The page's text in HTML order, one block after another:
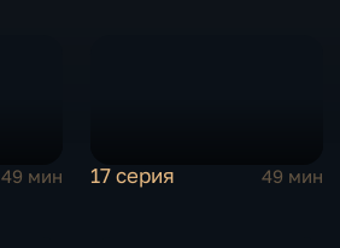
49 мин 17 серия 49 мин